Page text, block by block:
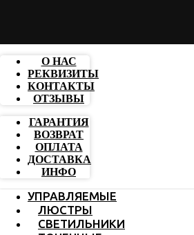
О НАС
РЕКВИЗИТЫ
КОНТАКТЫ
ОТЗЫВЫ
ГАРАНТИЯ
ВОЗВРАТ
ОПЛАТА
ДОСТАВКА
ИНФО
УПРАВЛЯЕМЫЕ
ЛЮСТРЫ
СВЕТИЛЬНИКИ